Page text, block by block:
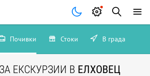
Почивки Стоки В града
ЕКСКУРЗИИ В ЕЛХОВЕЦ